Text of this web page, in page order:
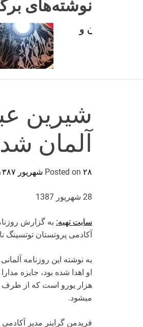
نوشته‌های
نگاهی
پرسش
شیرین
آلمان شد
Posted on ۲۸ شهریور ۱۳۸۷
28 شهریور 1387
سایت تهیه: به گزارش
آکادمی پروتستان توتسینگ
او اهدا شده بود، جایزه
هزار یورو است که از طرف
میشود.
فریدمن گراینر مدیر